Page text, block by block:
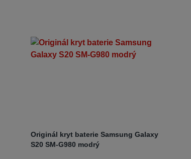
Originál kryt baterie Samsung Galaxy
S20 SM-G980 modrý